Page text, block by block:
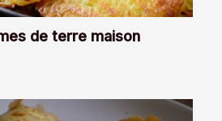
de terre maison